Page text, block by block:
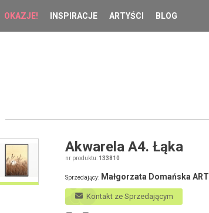
OKAZJE! INSPIRACJE ARTYŚCI BLOG
Akwarela A4. Łąka
nr produktu: 133810
Sprzedający: Małgorzata Domańska ART
Kontakt ze Sprzedającym